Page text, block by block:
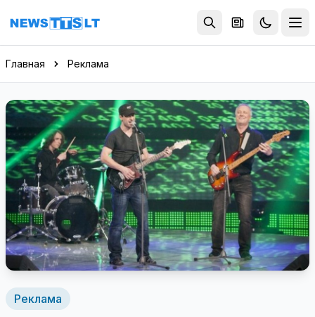
Перейти к содержимому
Главная Реклама
Реклама